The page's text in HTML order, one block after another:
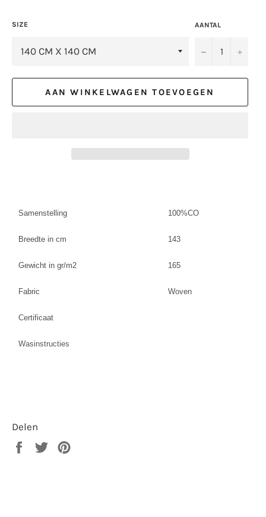
SIZE AANTAL
− +
AAN WINKELWAGEN TOEVOEGEN
Samenstelling 100%CO
Breedte in cm 143
Gewicht in gr/m2 165
Fabric Woven
Certificaat
Wasinstructies
Delen
Delen
Twitteren